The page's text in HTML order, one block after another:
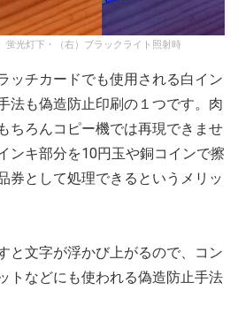
蛍光灯下・（右）ブラックライト照射時
ッチカードでも使用される白イン
法も偽造防止印刷の１つです。肉
ちろんコピー機では再現できませ
ンキ部分を10円玉や銅コインで擦
券として処理できるというメリッ
と文字が浮かび上がるので、コン
トなどにも使われる偽造防止手法